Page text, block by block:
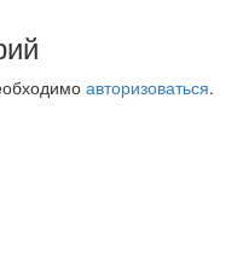
авторизоваться.